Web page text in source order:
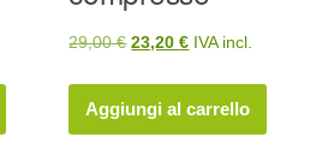
29,00€ Il
originale
era:
23,20€Il
attuale
è:
IVA incl.
Aggiungi al carrello